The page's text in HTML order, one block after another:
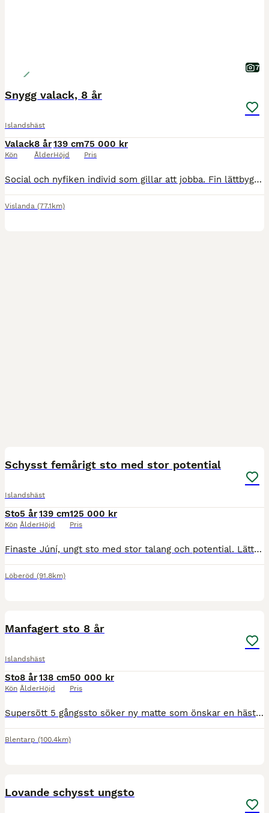
7
Snygg valack, 8 år
Islandshäst
Valack
Kön
8 år
Ålder
139 cm
Höjd
75 000 kr
Pris
Social och nyfiken individ som gillar att jobba. Fin lättbyggd exteriör, ca 139 i mankhöjd. Femgångare riden som fyrgångare. Medelvilja med tydlig broms. Trivs i paddocken, kan vara tittig ute. Sök
Vislanda (77.1km)
Schysst femårigt sto med stor potential
Islandshäst
Sto
Kön
5 år
Ålder
139 cm
Höjd
125 000 kr
Pris
Finaste Júní, ungt sto med stor talang och potential. Lätta smidiga rörelser. Snäll, pigg och arbetsvillig. Femgångare men passen ej tränad på grund av ålder. Fyra underbara gångarter, skritt med gott
Löberöd (91.8km)
Manfagert sto 8 år
Islandshäst
Sto
Kön
8 år
Ålder
138 cm
Höjd
50 000 kr
Pris
Supersött 5 gångssto söker ny matte som önskar en häst framförallt för skogsturer. Hon har lätt för alla gångarter men tölten kräver mer träning för att bli ren. Hon är mjuk att sitta på och mjuk i mu
Blentarp (100.4km)
Lovande schysst ungsto